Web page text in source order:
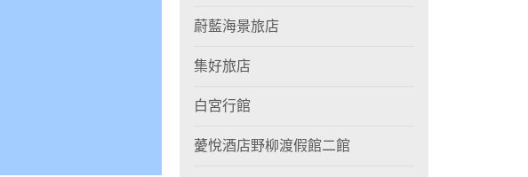
蔚藍海景旅店
集好旅店
白宮行館
薆悅酒店野柳渡假館二館